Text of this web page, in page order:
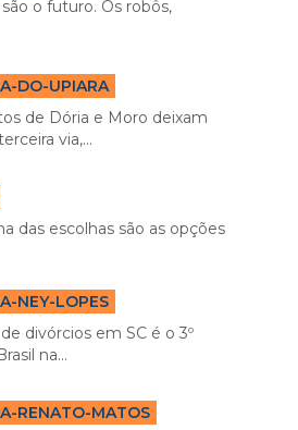
o futuro. Os robôs,
DO-UPIARA
de Dória e Moro deixam
via,...
das escolhas são as opções
NEY-LOPES
divórcios em SC é o 3º
na...
RENATO-MATOS